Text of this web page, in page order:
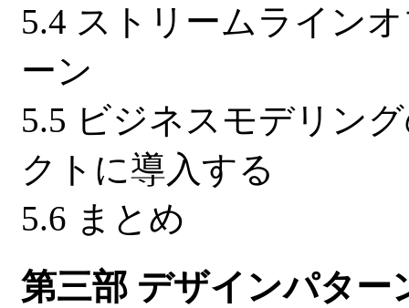
5.4 ストリームライン
ーン
5.5 ビジネスモデリン
クトに導入する
5.6 まとめ
第三部 デザインパター